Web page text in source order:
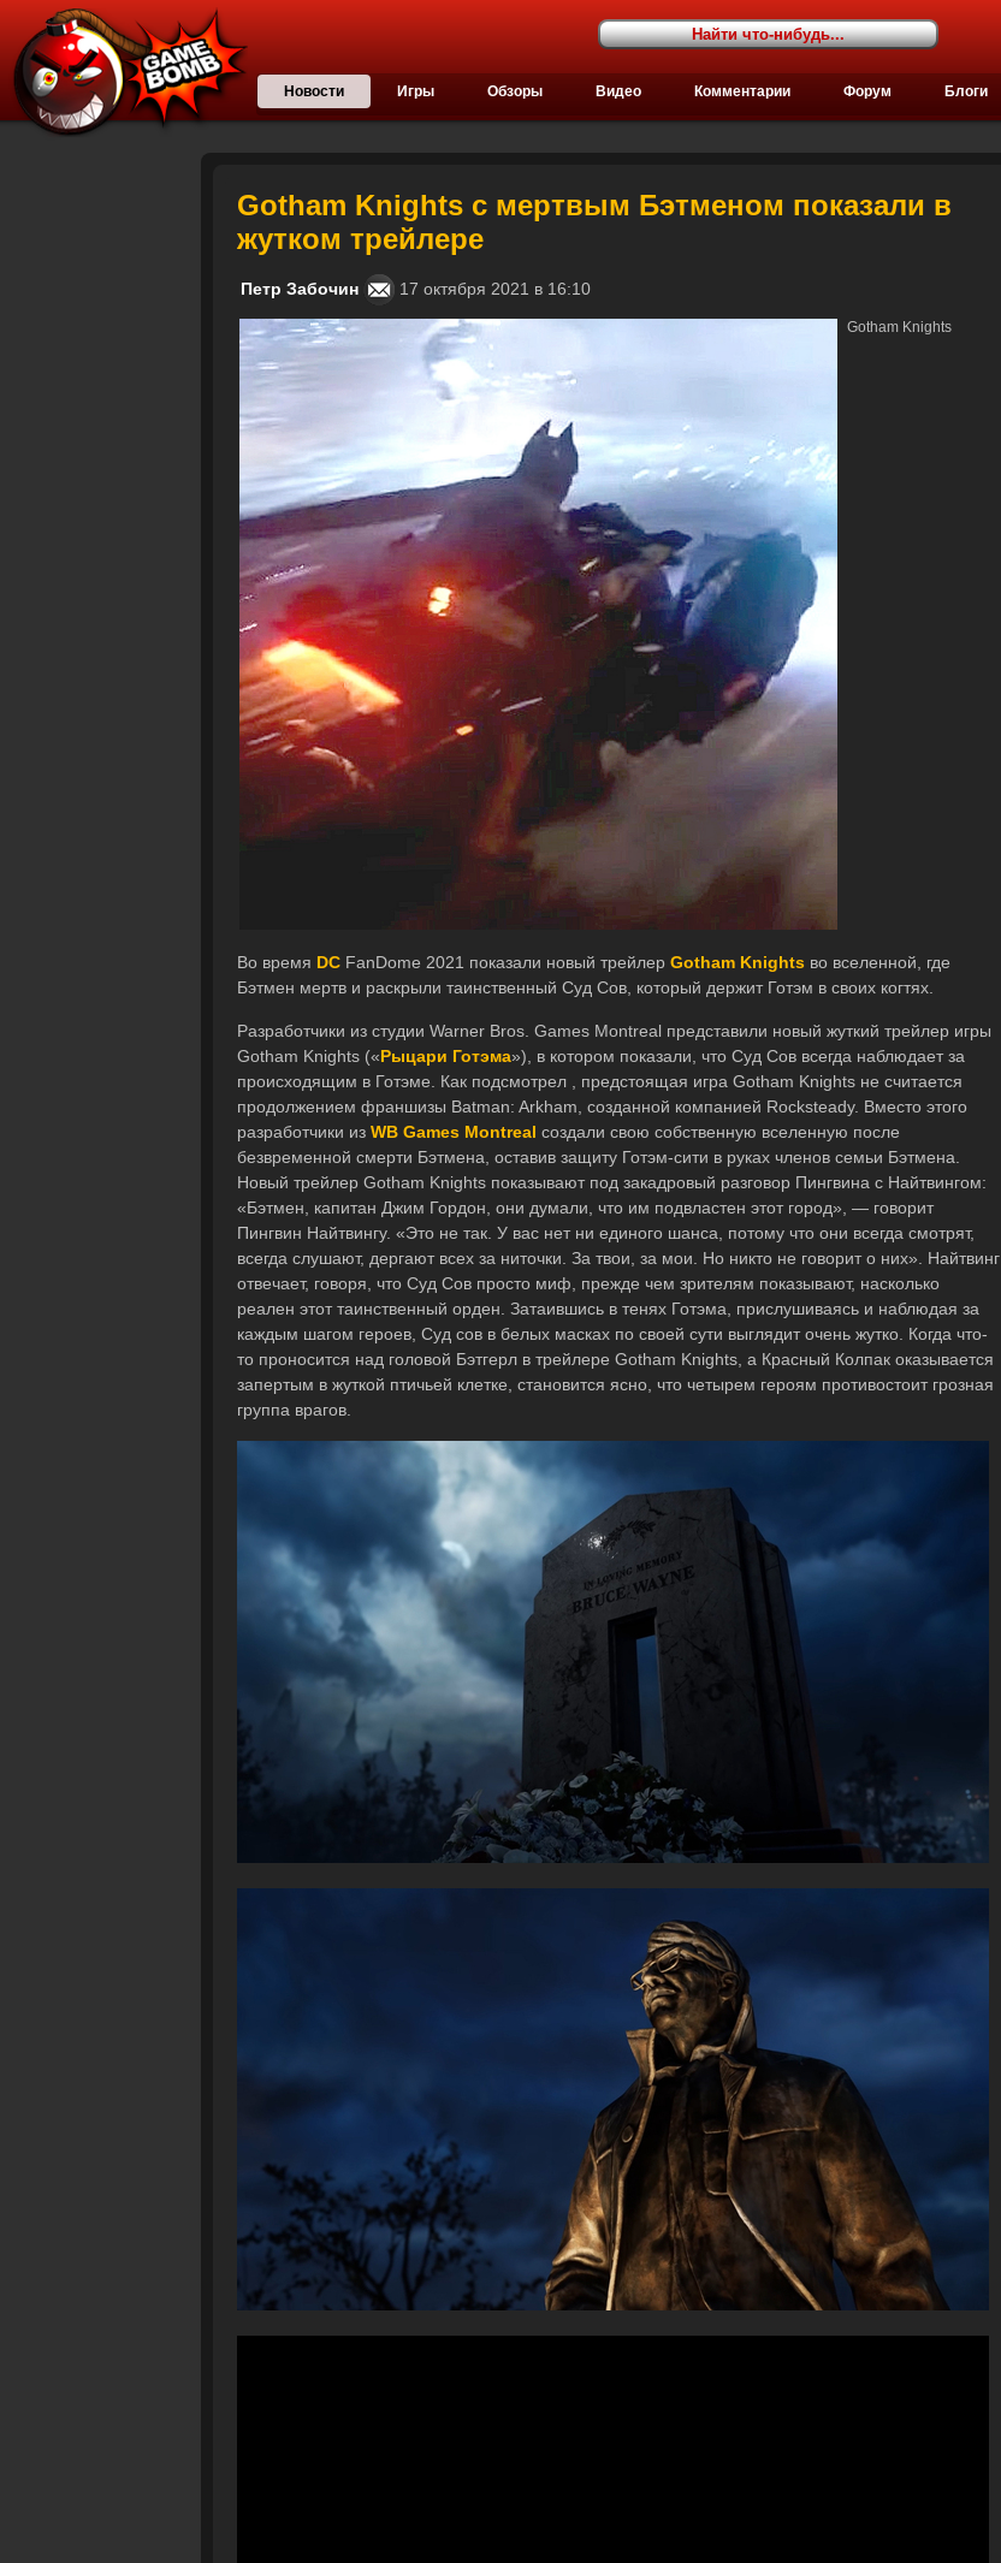
Новости Игры Обзоры Видео Комментарии Форум Блоги
Gotham Knights с мертвым Бэтменом показали в
жутком трейлере
Петр Забочин 17 октября 2021 в 16:10
Gotham Knights
Во время DC FanDome 2021 показали новый трейлер Gotham Knights во вселенной, где
Бэтмен мертв и раскрыли таинственный Суд Сов, который держит Готэм в своих когтях.
Разработчики из студии Warner Bros. Games Montreal представили новый жуткий трейлер игры
Gotham Knights («Рыцари Готэма»), в котором показали, что Суд Сов всегда наблюдает за
происходящим в Готэме. Как подсмотрел , предстоящая игра Gotham Knights не считается
продолжением франшизы Batman: Arkham, созданной компанией Rocksteady. Вместо этого
разработчики из WB Games Montreal создали свою собственную вселенную после
безвременной смерти Бэтмена, оставив защиту Готэм-сити в руках членов семьи Бэтмена.
Новый трейлер Gotham Knights показывают под закадровый разговор Пингвина с Найтвингом:
«Бэтмен, капитан Джим Гордон, они думали, что им подвластен этот город», — говорит
Пингвин Найтвингу. «Это не так. У вас нет ни единого шанса, потому что они всегда смотрят,
всегда слушают, дергают всех за ниточки. За твои, за мои. Но никто не говорит о них». Найтвинг
отвечает, говоря, что Суд Сов просто миф, прежде чем зрителям показывают, насколько
реален этот таинственный орден. Затаившись в тенях Готэма, прислушиваясь и наблюдая за
каждым шагом героев, Суд сов в белых масках по своей сути выглядит очень жутко. Когда что-
то проносится над головой Бэтгерл в трейлере Gotham Knights, а Красный Колпак оказывается
запертым в жуткой птичьей клетке, становится ясно, что четырем героям противостоит грозная
группа врагов.